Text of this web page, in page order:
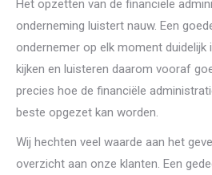
Het opzetten van de financiële
onderneming luistert nauw. Een
ondernemer op elk moment
kijken en luisteren daarom vooraf
precies hoe de financiële
beste opgezet kan worden.
Wij hechten veel waarde aan het
overzicht aan onze klanten. Een